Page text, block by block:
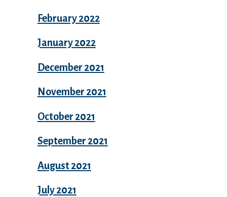
February 2022
January 2022
December 2021
November 2021
October 2021
September 2021
August 2021
July 2021